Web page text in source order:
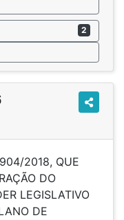
2
2018, QUE
DO
LEGISLATIVO
DE